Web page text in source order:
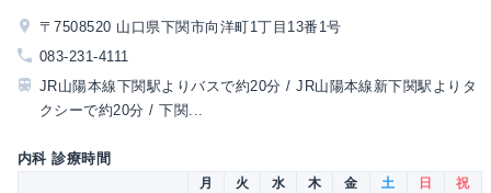
〒7508520 山口県下関市向洋町1丁目13番1号
083-231-4111
JR山陽本線下関駅よりバスで約20分 / JR山陽本線新下関駅よりタ
クシーで約20分 / 下関...
内科 診療時間
月 火 水 木 金 土 日
祝